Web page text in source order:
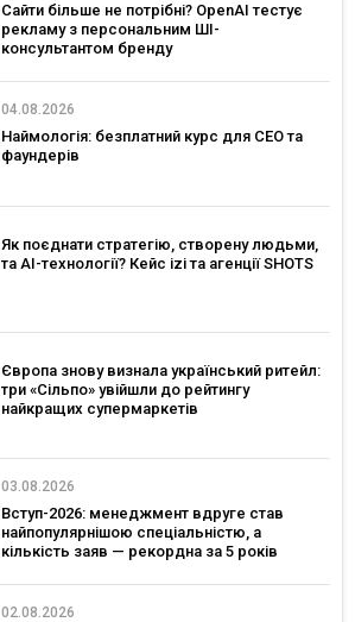
Сайти більше не потрібні? OpenAI тестує
рекламу з персональним ШІ-
консультантом бренду
04.08.2026
Наймологія: безплатний курс для CEO та
фаундерів
Як поєднати стратегію, створену людьми,
та AI-технології? Кейс izi та агенції SHOTS
Європа знову визнала український ритейл:
три «Сільпо» увійшли до рейтингу
найкращих супермаркетів
03.08.2026
Вступ-2026: менеджмент вдруге став
найпопулярнішою спеціальністю, а
кількість заяв — рекордна за 5 років
02.08.2026